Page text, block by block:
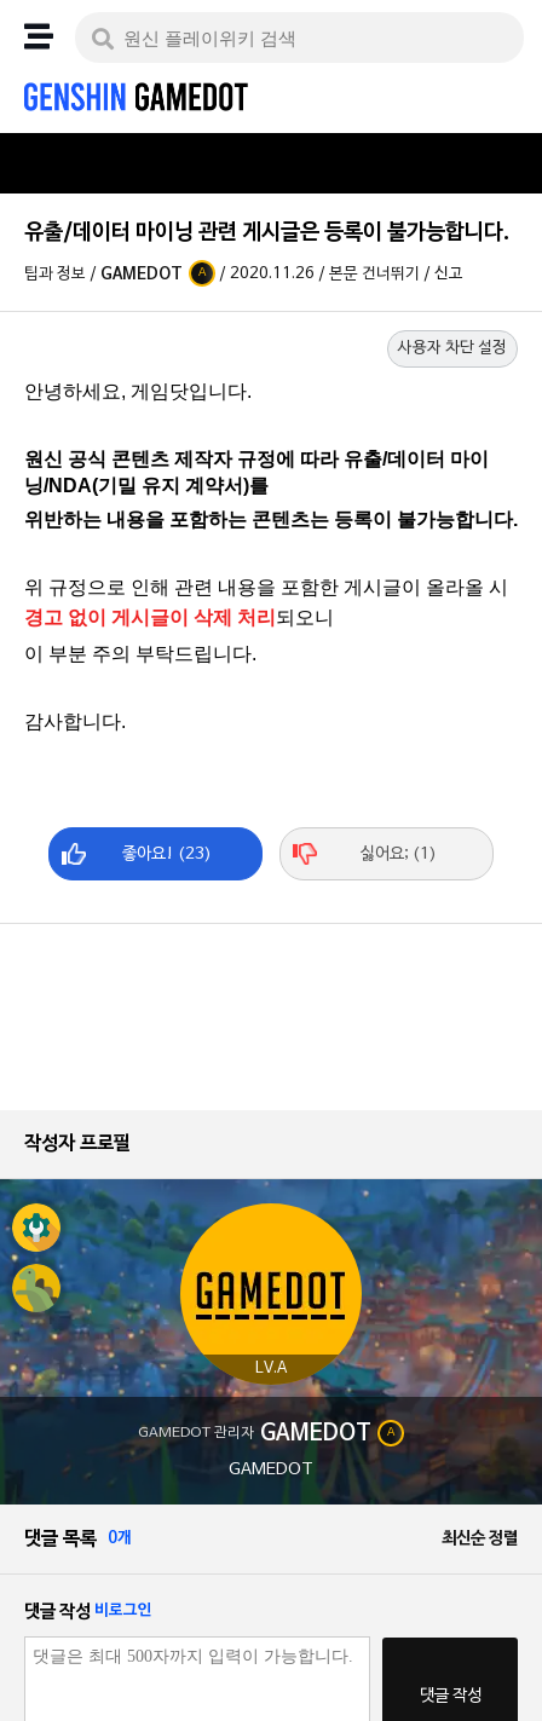
유출/데이터 마이닝 관련 게시글은 등록이 불가능합니다.
팁과 정보 / GAMEDOT A / 2020.11.26 / 본문 건너뛰기 / 신고
사용자 차단 설정
안녕하세요, 게임닷입니다.
원신 공식 콘텐츠 제작자 규정에 따라 유출/데이터 마이
닝/NDA(기밀 유지 계약서)를
위반하는 내용을 포함하는 콘텐츠는 등록이 불가능합니다.
위 규정으로 인해 관련 내용을 포함한 게시글이 올라올 시
경고 없이 게시글이 삭제 처리 되오니
이 부분 주의 부탁드립니다.
감사합니다.
좋아요! (23) 싫어요; (1)
작성자 프로필
LV.A
GAMEDOT 관리자 GAMEDOT A
GAMEDOT
댓글 목록 0개 최신순 정렬
댓글 작성 비로그인
댓글 작성